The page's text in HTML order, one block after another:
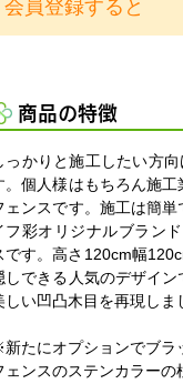
会員登録すると
商品の特徴
っかりと施工したい方
。個人様はもちろん施
ェンスです。施工は簡
フ彩オリジナルブラン
です。高さ120cm幅
しできる人気のデザイ
しい凹凸木目を再現しま
たにオプションでブラ
ェンスのステンカラーの